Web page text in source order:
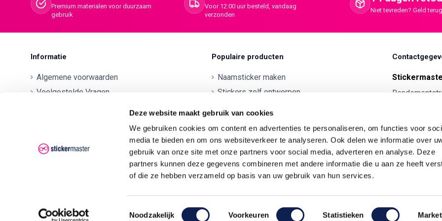
Deze website maakt gebruik van cookies
We gebruiken cookies om content en advertenties te personaliseren, om functies voor
media te bieden en om ons websiteverkeer te analyseren. Ook delen we informatie over
gebruik van onze site met onze partners voor social media, adverteren en analyse. Deze
partners kunnen deze gegevens combineren met andere informatie die u aan ze heeft
of die ze hebben verzameld op basis van uw gebruik van hun services.
Toestemmingsselectie
Noodzakelijk Voorkeuren Statistieken
Premium materialen voor duurzaam
gebruik
Voor 12:00 uur besteld, vandaag
verzonden
Niet tevreden? Geld
Informatie
Algemene voorwaarden
Veelgestelde Vragen
Klachten
Privacyverklaring AVG/GDPR
Populaire producten
Naamsticker maken
Stickers zelf ontwerpen
Ontwerp je eigen kunststof tekst
Wijnetiket maken
Ontwerp je eigen Vilt tekst
Ontwerp je eigen rally naam sticker
KVK:71793437
BTW nr: